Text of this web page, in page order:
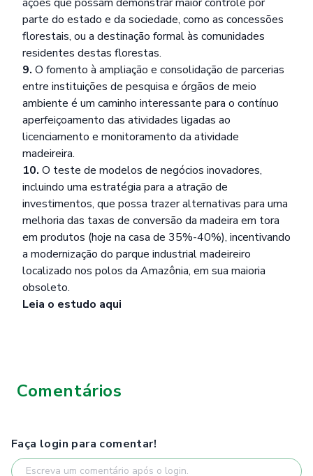
parte do estado e da sociedade, como as concessões
florestais, ou a destinação formal às comunidades
residentes destas florestas.
9. O fomento à ampliação e consolidação de parcerias
entre instituições de pesquisa e órgãos de meio
ambiente é um caminho interessante para o contínuo
aperfeiçoamento das atividades ligadas ao
licenciamento e monitoramento da atividade
madeireira.
10. O teste de modelos de negócios inovadores,
incluindo uma estratégia para a atração de
investimentos, que possa trazer alternativas para uma
melhoria das taxas de conversão da madeira em tora
em produtos (hoje na casa de 35%-40%), incentivando
a modernização do parque industrial madeireiro
localizado nos polos da Amazônia, em sua maioria
obsoleto.
Leia o estudo aqui
Comentários
Faça login para comentar!